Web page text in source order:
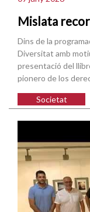
Mislata
Dins de la
Diversitat amb
presentació del
pionero de los
Societat